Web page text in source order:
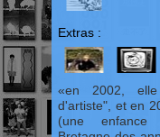
Extras :
en 2002,
d'artiste", et en
(une